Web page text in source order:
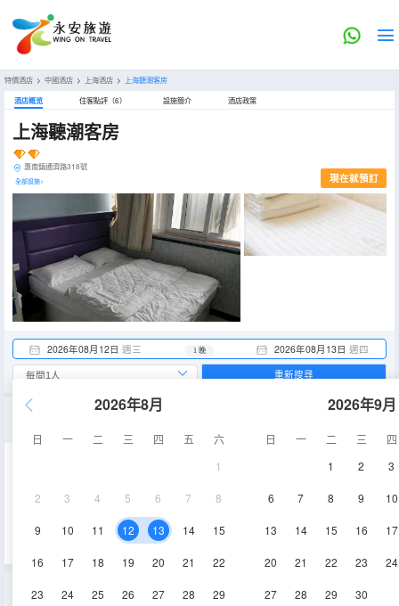
特價酒店 > 中國酒店 > 上海酒店 > 上海聽潮客房
酒店概览 住客點評（6） 設施簡介 酒店政策
上海聽潮客房
惠南鎮通濟路318號
全部設施> 現在就預訂
2026年08月12日 週三 2026年08月13日 週四
1 晚
2026年8月
日 一 二 三 四 五
六
1
2 3 4 5 6 7 8
9 10 11 12 13 14 15
16 17 18 19 20 21 22
23 24 25 26 27 28 29
2026年9月
日 一 二 三
四
1
2 3
6 7 8 9 10
13 14 15 16 17
20 21 22 23 24
27 28 29 30
重新搜尋
15-20㎡ 電視機
標準雙床房